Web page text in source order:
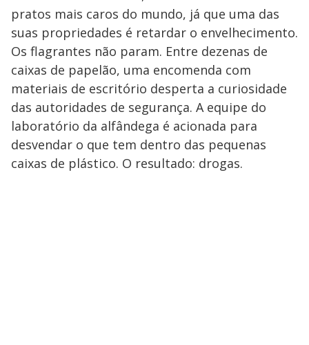
pratos mais caros do mundo, já que uma das
suas propriedades é retardar o envelhecimento.
Os flagrantes não param. Entre dezenas de
caixas de papelão, uma encomenda com
materiais de escritório desperta a curiosidade
das autoridades de segurança. A equipe do
laboratório da alfândega é acionada para
desvendar o que tem dentro das pequenas
caixas de plástico. O resultado: drogas.